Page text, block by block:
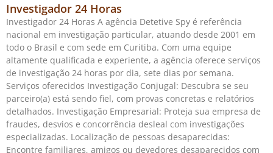
Investigador 24 Horas
Investigador 24 Horas A agência Detetive Spy é referência
nacional em investigação particular, atuando desde 2001 em
todo o Brasil e com sede em Curitiba. Com uma equipe
altamente qualificada e experiente, a agência oferece serviços
de investigação 24 horas por dia, sete dias por semana.
Serviços oferecidos Investigação Conjugal: Descubra se seu
parceiro(a) está sendo fiel, com provas concretas e relatórios
detalhados. Investigação Empresarial: Proteja sua empresa de
fraudes, desvios e concorrência desleal com investigações
especializadas. Localização de pessoas desaparecidas:
Encontre familiares, amigos ou devedores desaparecidos com